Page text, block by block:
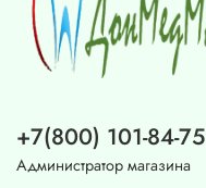
+7(800) 101-84-75
Администратор магазина